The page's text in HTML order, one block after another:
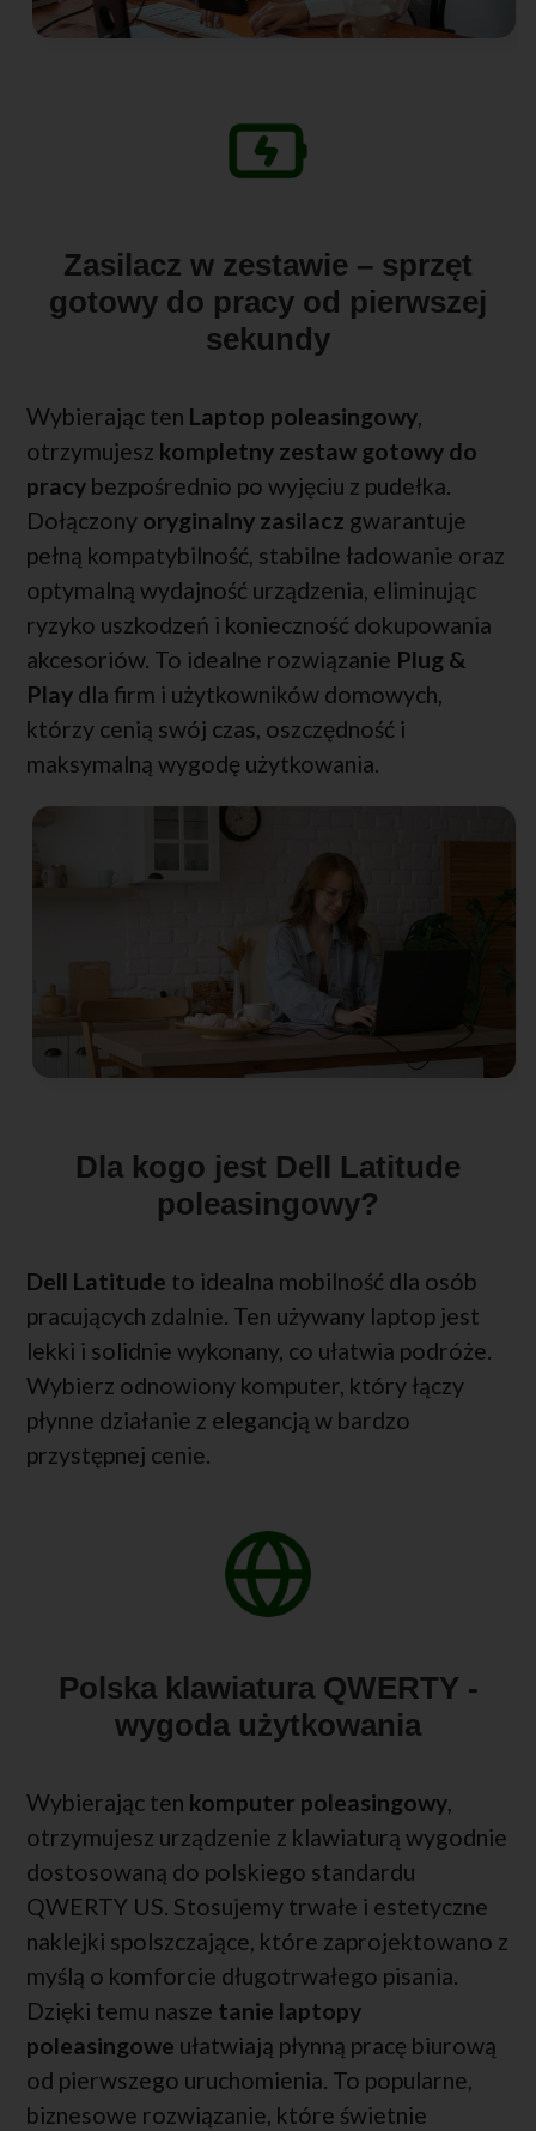
Zasilacz w zestawie – sprzęt
gotowy do pracy od pierwszej
sekundy
Wybierając ten Laptop poleasingowy,
otrzymujesz kompletny zestaw gotowy do
pracy bezpośrednio po wyjęciu z pudełka.
Dołączony oryginalny zasilacz gwarantuje
pełną kompatybilność, stabilne ładowanie oraz
optymalną wydajność urządzenia, eliminując
ryzyko uszkodzeń i konieczność dokupowania
akcesoriów. To idealne rozwiązanie Plug &
Play dla firm i użytkowników domowych,
którzy cenią swój czas, oszczędność i
maksymalną wygodę użytkowania.
Dla kogo jest Dell Latitude
poleasingowy?
Dell Latitude to idealna mobilność dla osób
pracujących zdalnie. Ten używany laptop jest
lekki i solidnie wykonany, co ułatwia podróże.
Wybierz odnowiony komputer, który łączy
płynne działanie z elegancją w bardzo
przystępnej cenie.
Polska klawiatura QWERTY -
wygoda użytkowania
Wybierając ten komputer poleasingowy,
otrzymujesz urządzenie z klawiaturą wygodnie
dostosowaną do polskiego standardu
QWERTY US. Stosujemy trwałe i estetyczne
naklejki spolszczające, które zaprojektowano z
myślą o komforcie długotrwałego pisania.
Dzięki temu nasze tanie laptopy
poleasingowe ułatwiają płynną pracę biurową
od pierwszego uruchomienia. To popularne,
biznesowe rozwiązanie, które świetnie